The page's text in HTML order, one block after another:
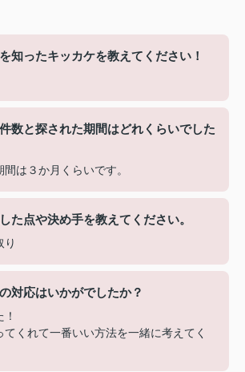
知ったキッカケを教えてください！
数と探された期間はどれくらいでした
は３か月くらいです。
た点や決め手を教えてください。
り
対応はいかがでしたか？
くれて一番いい方法を一緒に考えてく